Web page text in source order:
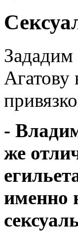
Агатову
-
же
именно